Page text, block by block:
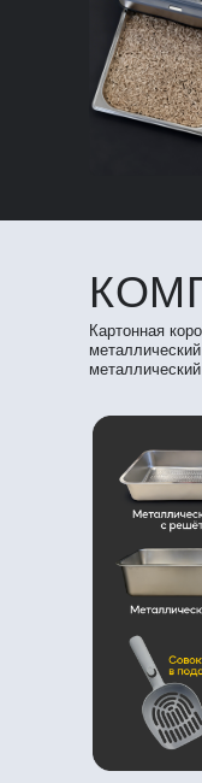
Картонная